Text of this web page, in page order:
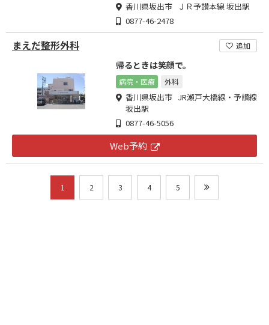
香川県坂出市 ＪＲ予讃本線 坂出駅
0877-46-2478
まえだ整形外科 追加
帰るときは笑顔で。
病院・医療 外科
香川県坂出市 JR瀬戸大橋線・予讃線
坂出駅
0877-46-5056
Web予約
1 2 3 4 5